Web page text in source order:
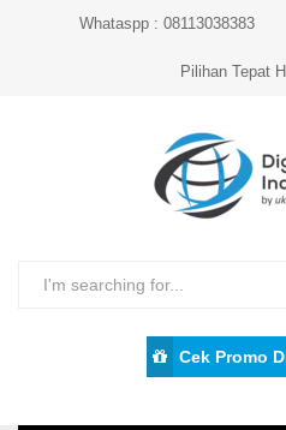
Whataspp : 08113038383
Pilihan Tepat
Cek Promo